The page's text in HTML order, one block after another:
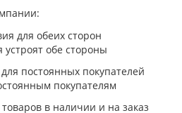
обе стороны
покупателям